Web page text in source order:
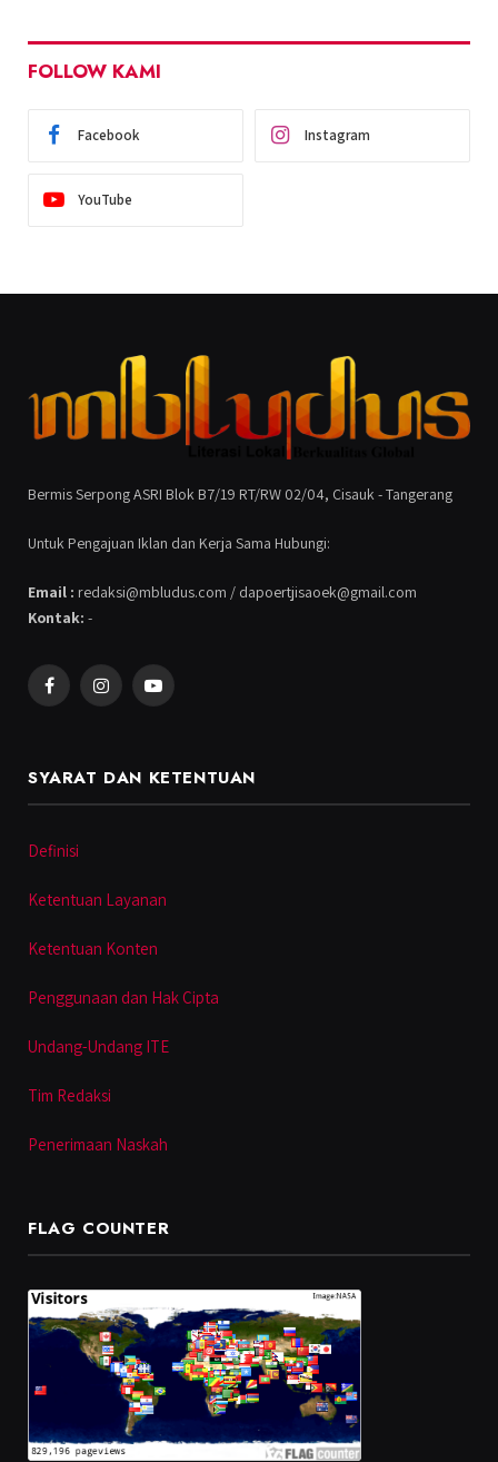
FOLLOW KAMI
Facebook Instagram
YouTube
Bermis Serpong ASRI Blok B7/19 RT/RW 02/04, Cisauk - Tangerang
Untuk Pengajuan Iklan dan Kerja Sama Hubungi:
Email : redaksi@mbludus.com / dapoertjisaoek@gmail.com
Kontak: -
FacebookInstagramYouTube
SYARAT DAN KETENTUAN
Definisi
Ketentuan Layanan
Ketentuan Konten
Penggunaan dan Hak Cipta
Undang-Undang ITE
Tim Redaksi
Penerimaan Naskah
FLAG COUNTER